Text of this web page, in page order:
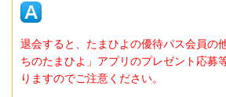
退会すると、たまひよの優待パス会員の
ちのたまひよ」アプリのプレゼント応募
りますのでご注意ください。